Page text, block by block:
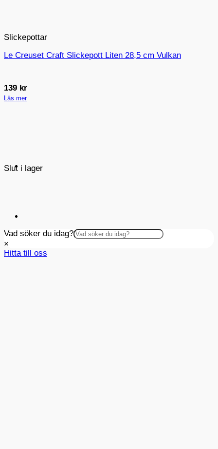
Slut i lager
Slickepottar
Le Creuset Craft Slickepott Liten 28,5 cm Vulkan
139 kr
Läs mer
Vad söker du idag?
×
Hitta till oss